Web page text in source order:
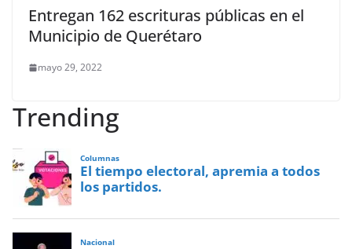
Entregan 162 escrituras públicas en el
Municipio de Querétaro
mayo 29, 2022
Trending